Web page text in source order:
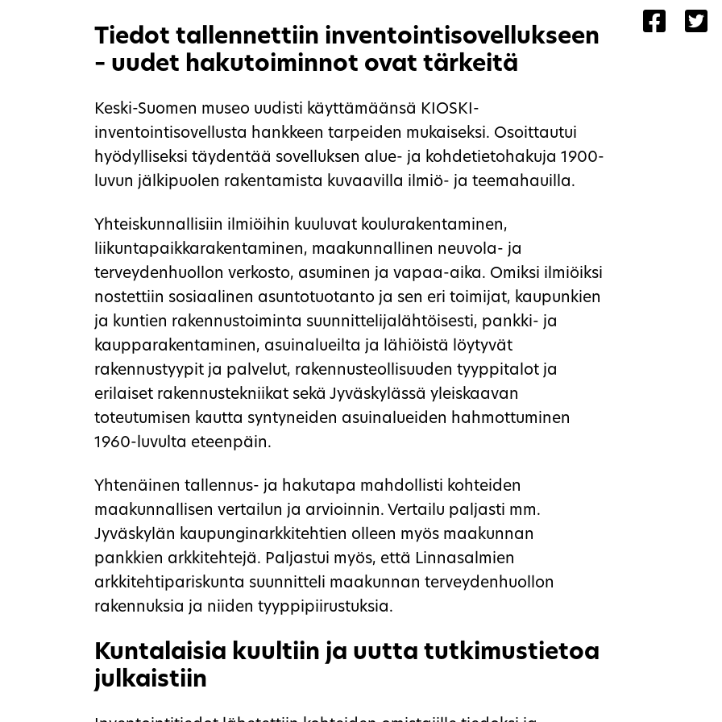
Tiedot tallennettiin inventointisovellukseen
– uudet hakutoiminnot ovat tärkeitä
Keski-Suomen museo uudisti käyttämäänsä KIOSKI-
inventointisovellusta hankkeen tarpeiden mukaiseksi. Osoittautui
hyödylliseksi täydentää sovelluksen alue- ja kohdetietohakuja 1900-
luvun jälkipuolen rakentamista kuvaavilla ilmiö- ja teemahauilla.
Yhteiskunnallisiin ilmiöihin kuuluvat koulurakentaminen,
liikuntapaikkarakentaminen, maakunnallinen neuvola- ja
terveydenhuollon verkosto, asuminen ja vapaa-aika. Omiksi ilmiöiksi
nostettiin sosiaalinen asuntotuotanto ja sen eri toimijat, kaupunkien
ja kuntien rakennustoiminta suunnittelijalähtöisesti, pankki- ja
kaupparakentaminen, asuinalueilta ja lähiöistä löytyvät
rakennustyypit ja palvelut, rakennusteollisuuden tyyppitalot ja
erilaiset rakennustekniikat sekä Jyväskylässä yleiskaavan
toteutumisen kautta syntyneiden asuinalueiden hahmottuminen
1960-luvulta eteenpäin.
Yhtenäinen tallennus- ja hakutapa mahdollisti kohteiden
maakunnallisen vertailun ja arvioinnin. Vertailu paljasti mm.
Jyväskylän kaupunginarkkitehtien olleen myös maakunnan
pankkien arkkitehtejä. Paljastui myös, että Linnasalmien
arkkitehtipariskunta suunnitteli maakunnan terveydenhuollon
rakennuksia ja niiden tyyppipiirustuksia.
Kuntalaisia kuultiin ja uutta tutkimustietoa
julkaistiin
Jaa